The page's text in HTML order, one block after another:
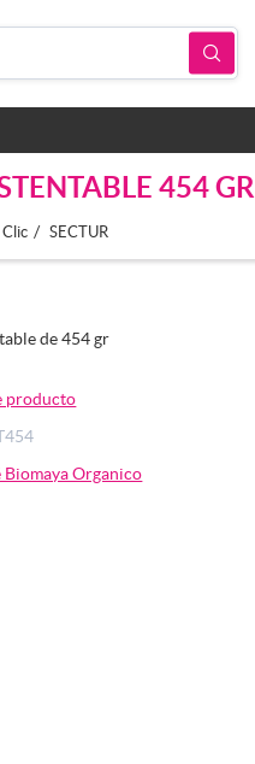
454 GR
/ SECTUR
de 454 gr
producto
Biomaya Organico